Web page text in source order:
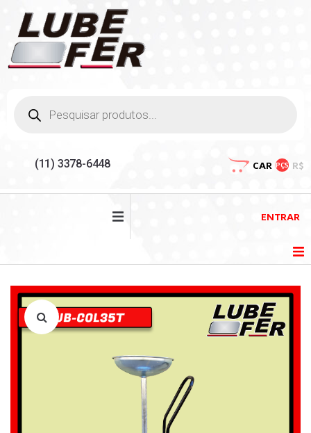
(11) 3378-6448 CAR PÇS R$
LOJA
ENTRAR